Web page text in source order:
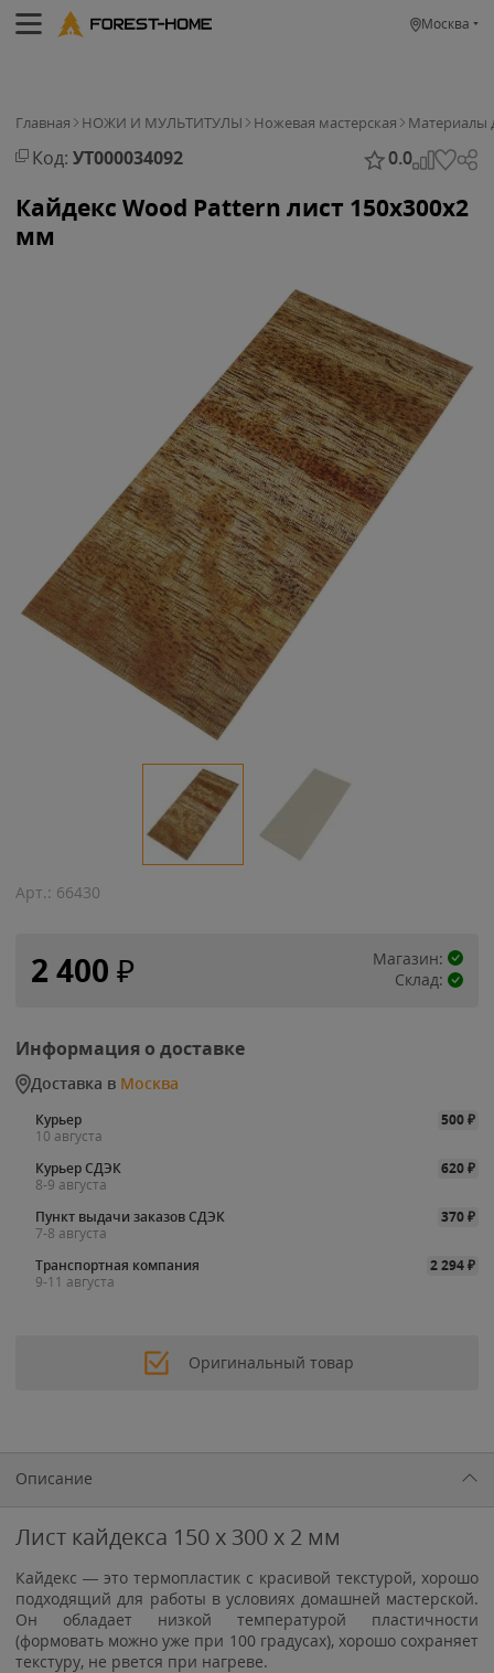
Москва
Главная НОЖИ И МУЛЬТИТУЛЫ Ножевая мастерская Материалы
Код: УТ000034092 0.0
Кайдекс Wood Pattern лист 150х300х2
мм
Арт.: 66430
2 400 ₽
Магазин:
Склад:
Информация о доставке
Доставка в Москва
Курьер 500₽
10 августа
Курьер СДЭК
620₽
8-9 августа
Пункт выдачи заказов СДЭК
370₽
7-8 августа
Транспортная компания
2 294₽
9-11 августа
Оригинальный товар
Описание
Лист кайдекса 150 x 300 x 2 мм
Кайдекс — это термопластик с красивой текстурой, хорошо
подходящий для работы в условиях домашней мастерской.
Он обладает низкой температурой пластичности
(формовать можно уже при 100 градусах), хорошо сохраняет
текстуру, не рвется при нагреве.